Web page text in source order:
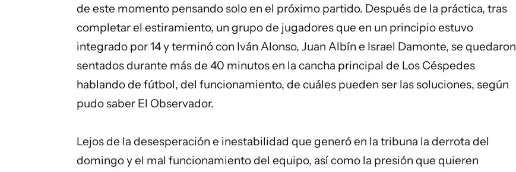
de este momento pensando solo en el próximo partido. Después de la práctica, tras
completar el estiramiento, un grupo de jugadores que en un principio estuvo
integrado por 14 y terminó con Iván Alonso, Juan Albín e Israel Damonte, se quedaron
sentados durante más de 40 minutos en la cancha principal de Los Céspedes
hablando de fútbol, del funcionamiento, de cuáles pueden ser las soluciones, según
pudo saber El Observador.
Lejos de la desesperación e inestabilidad que generó en la tribuna la derrota del
domingo y el mal funcionamiento del equipo, así como la presión que quieren